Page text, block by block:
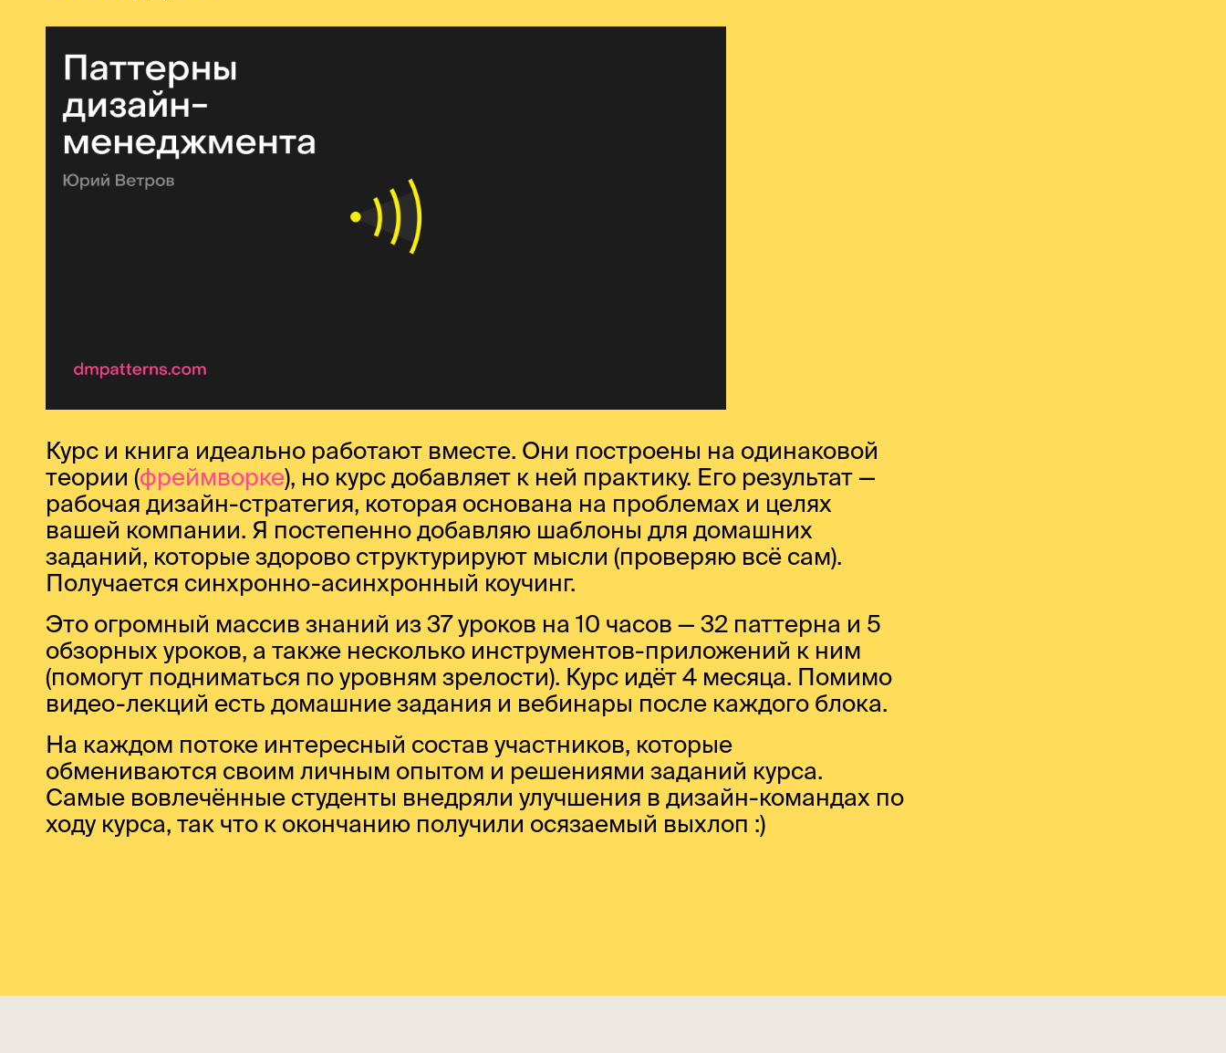
Курс и книга идеально работают вместе. Они построены на одинаковой
теории (фреймворке), но курс добавляет к ней практику. Его результат —
рабочая дизайн-стратегия, которая основана на проблемах и целях
вашей компании. Я постепенно добавляю шаблоны для домашних
заданий, которые здорово структурируют мысли (проверяю всё сам).
Получается синхронно-асинхронный коучинг.
Это огромный массив знаний из 37 уроков на 10 часов — 32 паттерна и 5
обзорных уроков, а также несколько инструментов-приложений к ним
(помогут подниматься по уровням зрелости). Курс идёт 4 месяца. Помимо
видео-лекций есть домашние задания и вебинары после каждого блока.
На каждом потоке интересный состав участников, которые
обмениваются своим личным опытом и решениями заданий курса.
Самые вовлечённые студенты внедряли улучшения в дизайн-командах по
ходу курса, так что к окончанию получили осязаемый выхлоп :)